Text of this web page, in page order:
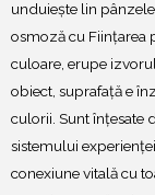
unduiește lin
osmoză cu Ființarea
culoare, erupe
obiect, suprafață e
culorii. Sunt înțesate
sistemului
conexiune vitală cu